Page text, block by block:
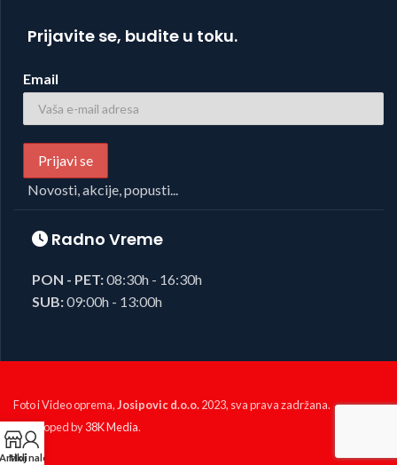
Prijavite se, budite u toku.
Email
Novosti, akcije, popusti...
Radno Vreme
PON - PET:08:30h - 16:30h
SUB:09:00h - 13:00h
Foto i Video oprema,Josipovic d.o.o.2023, sva prava zadržana.
Developed by38K Media.
Artikli
Moj nalog